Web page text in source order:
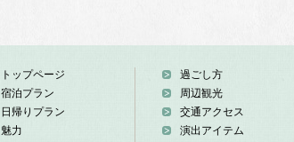
トップページ
宿泊プラン
日帰りプラン
魅力
過ごし方
周辺観光
交通アクセス
演出アイテム